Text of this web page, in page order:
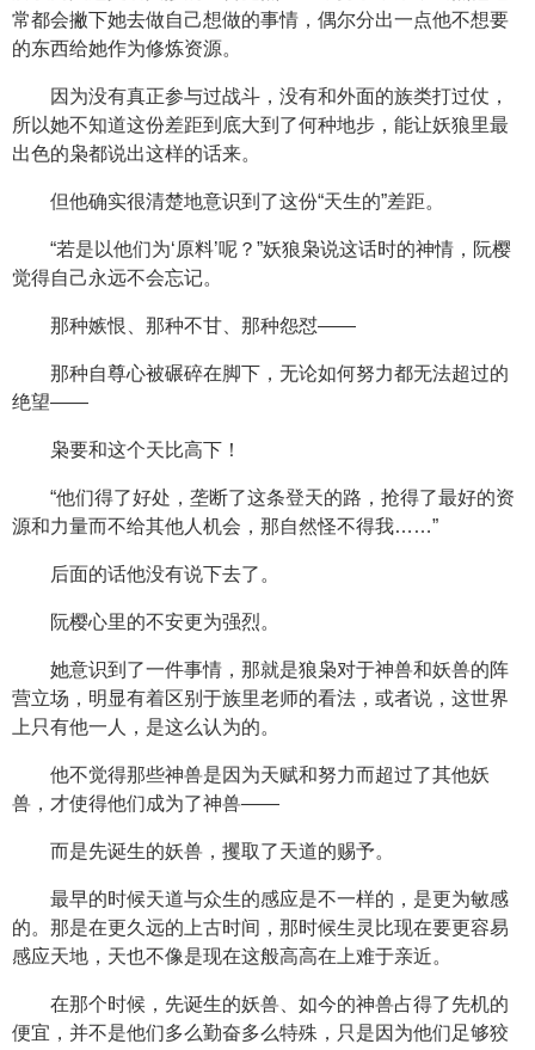
常都会撇下她去做自己想做的事情，偶尔分出一点他不想要
的东西给她作为修炼资源。
因为没有真正参与过战斗，没有和外面的族类打过仗，
所以她不知道这份差距到底大到了何种地步，能让妖狼里最
出色的枭都说出这样的话来。
但他确实很清楚地意识到了这份“天生的”差距。
“若是以他们为‘原料’呢？”妖狼枭说这话时的神情，阮樱
觉得自己永远不会忘记。
那种嫉恨、那种不甘、那种怨怼——
那种自尊心被碾碎在脚下，无论如何努力都无法超过的
绝望——
枭要和这个天比高下！
“他们得了好处，垄断了这条登天的路，抢得了最好的资
源和力量而不给其他人机会，那自然怪不得我……”
后面的话他没有说下去了。
阮樱心里的不安更为强烈。
她意识到了一件事情，那就是狼枭对于神兽和妖兽的阵
营立场，明显有着区别于族里老师的看法，或者说，这世界
上只有他一人，是这么认为的。
他不觉得那些神兽是因为天赋和努力而超过了其他妖
兽，才使得他们成为了神兽——
而是先诞生的妖兽，攫取了天道的赐予。
最早的时候天道与众生的感应是不一样的，是更为敏感
的。那是在更久远的上古时间，那时候生灵比现在要更容易
感应天地，天也不像是现在这般高高在上难于亲近。
在那个时候，先诞生的妖兽、如今的神兽占得了先机的
便宜，并不是他们多么勤奋多么特殊，只是因为他们足够狡